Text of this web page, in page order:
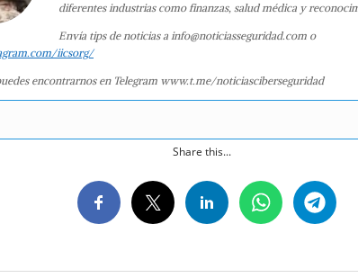
diferentes industrias como finanzas, salud médica y
Envía tips de noticias a info@noticiasseguridad.com o
iicsorg/
encontrarnos en Telegram www.t.me/noticiasciberseguridad
Share this...